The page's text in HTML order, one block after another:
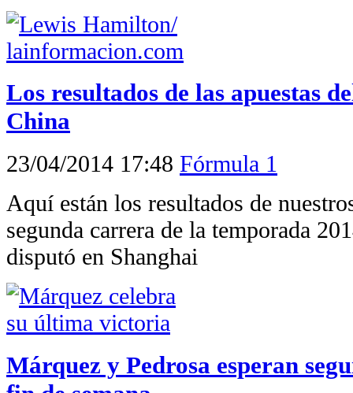
Los resultados de las apuestas
China
23/04/2014 17:48 Fórmula 1
Aquí están los resultados de
segunda carrera de la temporada
disputó en Shanghai
Márquez y Pedrosa esperan